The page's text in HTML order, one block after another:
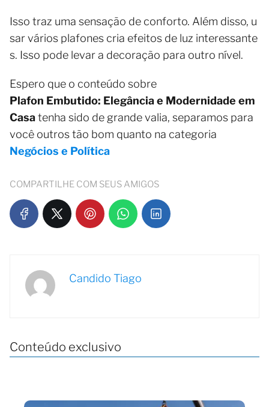
Isso traz uma sensação de conforto. Além disso, u
sar vários plafones cria efeitos de luz interessante
s. Isso pode levar a decoração para outro nível.
Espero que o conteúdo sobre
Plafon Embutido: Elegância e Modernidade em
Casatenha sido de grande valia, separamos para
você outros tão bom quanto na categoria
Negócios e Política
COMPARTILHE COM SEUS AMIGOS
Candido Tiago
Conteúdo exclusivo